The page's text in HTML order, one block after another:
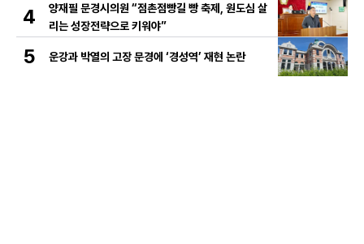
4
양재필 문경시의원 “점촌점빵길 빵 축제, 원도심 살
리는 성장전략으로 키워야”
5 운강과 박열의 고장 문경에 ‘경성역’ 재현 논란